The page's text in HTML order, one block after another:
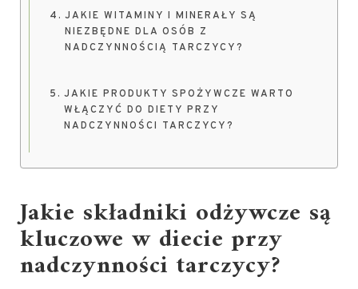
JAKIE WITAMINY I MINERAŁY SĄ
NIEZBĘDNE DLA OSÓB Z
NADCZYNNOŚCIĄ TARCZYCY?
JAKIE PRODUKTY SPOŻYWCZE WARTO
WŁĄCZYĆ DO DIETY PRZY
NADCZYNNOŚCI TARCZYCY?
Jakie składniki odżywcze są
kluczowe w diecie przy
nadczynności tarczycy?